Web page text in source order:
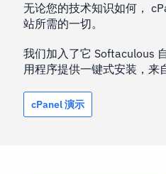
无论您的技术知识如何，
站所需的一切。
我们加入了它 Softaculous
用程序提供一键式安装，来
cPanel 演示